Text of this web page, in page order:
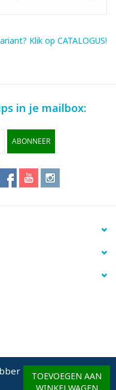
TOEVOEGEN AAN
WINKELWAGEN
Klik op CATALOGUS!
in je mailbox:
ABONNEER
Lightspeed